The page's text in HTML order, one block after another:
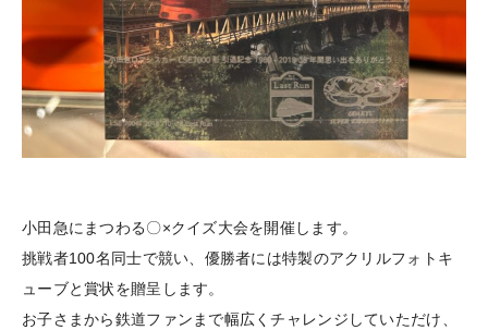
小田急にまつわる〇×クイズ大会を開催します。
挑戦者100名同士で競い、優勝者には特製のアクリルフォトキ
ューブと賞状を贈呈します。
お子さまから鉄道ファンまで幅広くチャレンジしていただけ、